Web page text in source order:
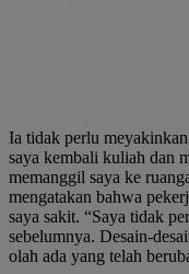
Ia tidak perlu meyakinkan
saya kembali kuliah dan
memanggil saya ke
mengatakan bahwa
saya sakit. “Saya tidak
sebelumnya. Desain-
olah ada yang telah